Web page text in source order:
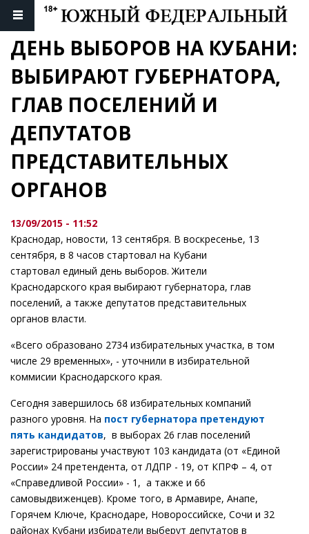
ДЕНЬ ВЫБОРОВ НА КУБАНИ:
ВЫБИРАЮТ ГУБЕРНАТОРА,
ГЛАВ ПОСЕЛЕНИЙ И
ДЕПУТАТОВ
ПРЕДСТАВИТЕЛЬНЫХ
ОРГАНОВ
13/09/2015 - 11:52
Краснодар, новости, 13 сентября. В воскресенье, 13
сентября, в 8 часов стартовал на Кубани
стартовал единый день выборов. Жители
Краснодарского края выбирают губернатора, глав
поселений, а также депутатов представительных
органов власти.
«Всего образовано 2734 избирательных участка, в том
числе 29 временных», - уточнили в избирательной
коммисии Краснодарского края.
Сегодня завершилось 68 избирательных компаний
разного уровня. На пост губернатора претендуют
пять кандидатов, в выборах 26 глав поселений
зарегистрированы участвуют 103 кандидата (от «Единой
России» 24 претендента, от ЛДПР - 19, от КПРФ – 4, от
«Справедливой России» - 1, а также и 66
самовыдвиженцев). Кроме того, в Армавире, Анапе,
Горячем Ключе, Краснодаре, Новороссийске, Сочи и 32
районах Кубани избиратели выберут депутатов в